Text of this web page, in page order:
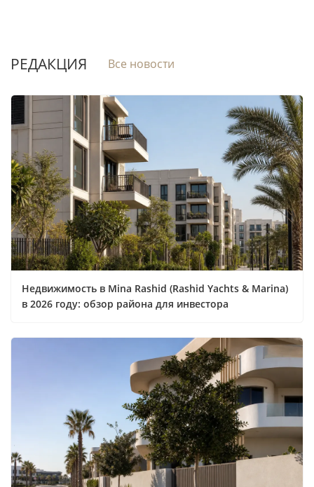
РЕДАКЦИЯ Все новости
Недвижимость в Mina Rashid (Rashid Yachts & Marina)
в 2026 году: обзор района для инвестора